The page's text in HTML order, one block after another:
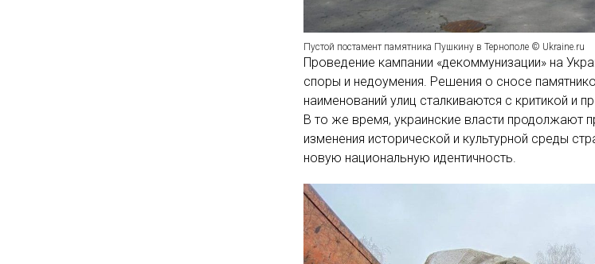
Пустой постамент памятника Пушкину в Тернополе © Ukraine.ru
Проведение кампании «декоммунизации» на
споры и недоумения. Решения о сносе
наименований улиц сталкиваются с критикой и
В то же время, украинские власти продолжают
изменения исторической и культурной среды
новую национальную идентичность.